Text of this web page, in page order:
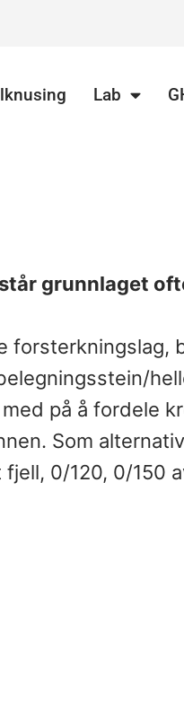
Lab
grunnlaget
forsterkningslag,
på å fordele
Som
0/120, 0/150